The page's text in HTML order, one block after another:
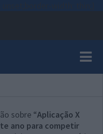
sobre “Aplicação X
ano para competir